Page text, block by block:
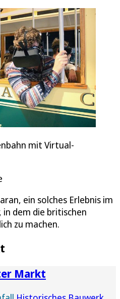
mit Virtual-
ein solches Erlebnis im
in dem die britischen
zu machen.
Markt